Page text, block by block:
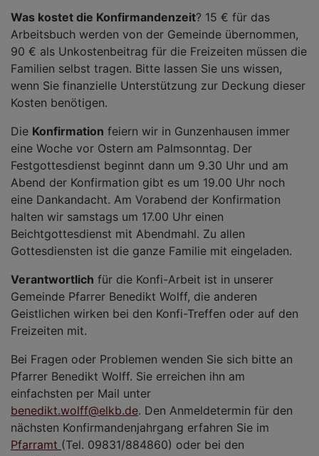
Was kostet die Konfirmandenzeit? 15 € für das
Arbeitsbuch werden von der Gemeinde übernommen,
90 € als Unkostenbeitrag für die Freizeiten müssen die
Familien selbst tragen. Bitte lassen Sie uns wissen,
wenn Sie finanzielle Unterstützung zur Deckung dieser
Kosten benötigen.
Die Konfirmation feiern wir in Gunzenhausen immer
eine Woche vor Ostern am Palmsonntag. Der
Festgottesdienst beginnt dann um 9.30 Uhr und am
Abend der Konfirmation gibt es um 19.00 Uhr noch
eine Dankandacht. Am Vorabend der Konfirmation
halten wir samstags um 17.00 Uhr einen
Beichtgottesdienst mit Abendmahl. Zu allen
Gottesdiensten ist die ganze Familie mit eingeladen.
Verantwortlich für die Konfi-Arbeit ist in unserer
Gemeinde Pfarrer Benedikt Wolff, die anderen
Geistlichen wirken bei den Konfi-Treffen oder auf den
Freizeiten mit.
Bei Fragen oder Problemen wenden Sie sich bitte an
Pfarrer Benedikt Wolff. Sie erreichen ihn am
einfachsten per Mail unter
benedikt.wolff@elkb.de. Den Anmeldetermin für den
nächsten Konfirmandenjahrgang erfahren Sie im
Pfarramt (Tel. 09831/884860) oder bei den